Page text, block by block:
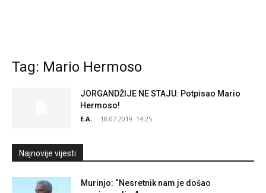
Tag: Mario Hermoso
JORGANDŽIJE NE STAJU: Potpisao Mario
Hermoso!
E.A. - 18.07.2019. 14:25
Najnovije vijesti
Murinjo: “Nesretnik nam je došao